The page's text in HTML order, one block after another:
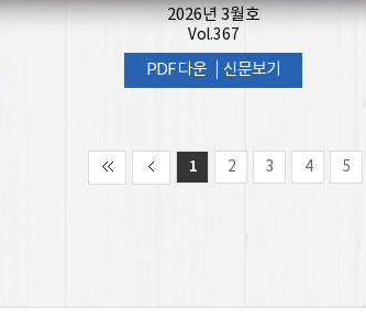
2026년 3월호
Vol.367
PDF 다운 신문보기
1 2 3 4 5